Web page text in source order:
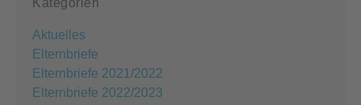
Kategorien
Aktuelles
Elternbriefe
Elternbriefe 2021/2022
Elternbriefe 2022/2023